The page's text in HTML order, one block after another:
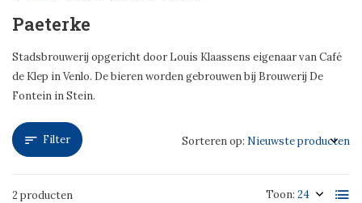
Paeterke
Stadsbrouwerij opgericht door Louis Klaassens eigenaar van Café
de Klep in Venlo. De bieren worden gebrouwen bij Brouwerij De
Fontein in Stein.
Filter
2 producten Toon:
Sorteren op: